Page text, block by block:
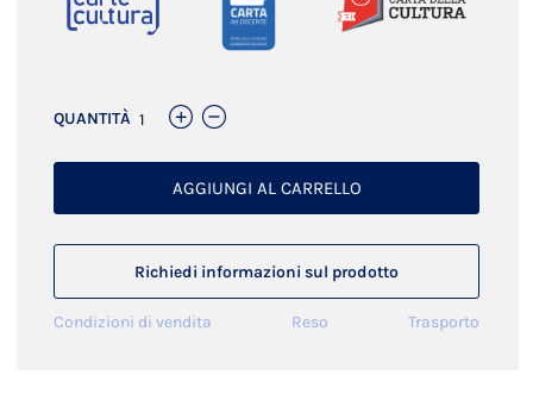
QUANTITÀ
AGGIUNGI AL CARRELLO
Richiedi informazioni sul prodotto
Condizioni di vendita Reso Trasporto